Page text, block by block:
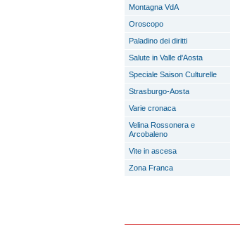
Montagna VdA
Oroscopo
Paladino dei diritti
Salute in Valle d'Aosta
Speciale Saison Culturelle
Strasburgo-Aosta
Varie cronaca
Velina Rossonera e
Arcobaleno
Vite in ascesa
Zona Franca